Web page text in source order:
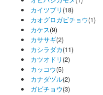
カイツブリ (18)
カオグロガビチョウ(1)
カケス(9)
カササギ(2)
カシラダカ(11)
カツオドリ (2)
カッコウ(5)
カナダヅル(2)
ガビチョウ(3)